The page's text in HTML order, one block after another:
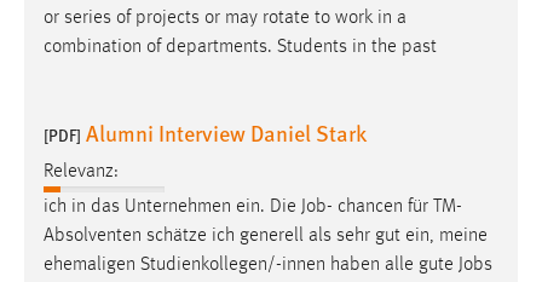
or series of projects or may rotate to work in a
combination of departments. Students in the past
[PDF] Alumni Interview Daniel Stark
Relevanz:
ich in das Unternehmen ein. Die Job- chancen für TM-
Absolventen schätze ich generell als sehr gut ein, meine
ehemaligen Studienkollegen/-innen haben alle gute Jobs